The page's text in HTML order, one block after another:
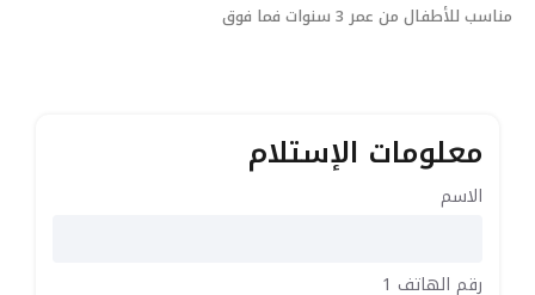
مناسب للأطفال من عمر 3 سنوات فما فوق
معلومات الإستلام
الاسم
رقم الهاتف 1